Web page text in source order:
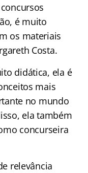
é muito
os materiais
Costa.
didática, ela é
mais
no mundo
ela também
concurseira
relevância